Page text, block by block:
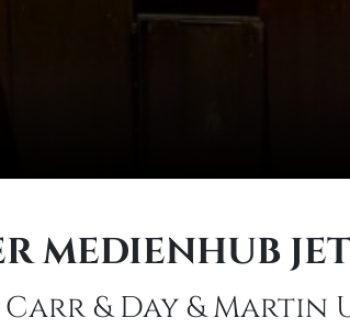
MEDIENHUB
Carr & Day & Martin